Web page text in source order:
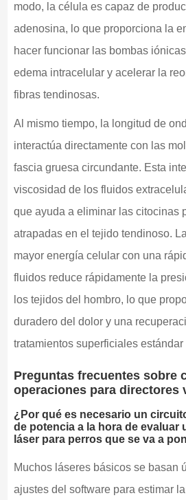
modo, la célula es capaz de
adenosina, lo que proporciona la
hacer funcionar las bombas
edema intracelular y acelerar la
fibras tendinosas.
Al mismo tiempo, la longitud de
interactúa directamente con las
fascia gruesa circundante. Esta
viscosidad de los fluidos
que ayuda a eliminar las citocinas
atrapadas en el tejido tendinoso.
mayor energía celular con una
fluidos reduce rápidamente la
los tejidos del hombro, lo que
duradero del dolor y una
tratamientos superficiales
Preguntas frecuentes sobre
operaciones para directores
¿Por qué es necesario un
de potencia a la hora de evaluar
láser para perros que se va a
Muchos láseres básicos se basan
ajustes del software para estimar